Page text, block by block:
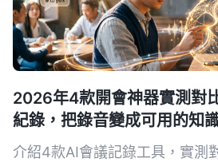
2026年4款開會神器實測對
紀錄，把錄音變成可用的知
介紹4款AI會議記錄工具，實測